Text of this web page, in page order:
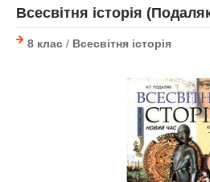
Всесвітня історія
8 клас / Всесвітня історія